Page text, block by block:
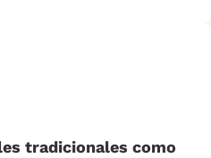
tradicionales como